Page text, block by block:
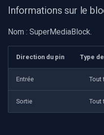
Informations sur le
Nom : SuperMediaBlock.
Direction du pin Type
Entrée Tout
Sortie Tout